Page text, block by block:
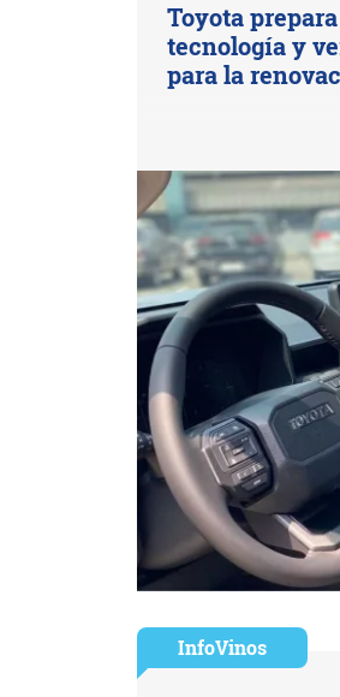
Toyota
tecnología y
para la
InfoVinos